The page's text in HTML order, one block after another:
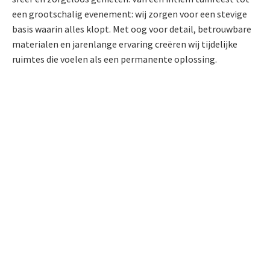
een grootschalig evenement: wij zorgen voor een stevige
basis waarin alles klopt. Met oog voor detail, betrouwbare
materialen en jarenlange ervaring creëren wij tijdelijke
ruimtes die voelen als een permanente oplossing.